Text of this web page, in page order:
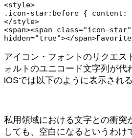
<style>
.icon-star:before { content:
</style>
<span><span class="icon-
アイコン・フォントのリクエス
ォルトのユニコード文字列が代
iOSでは以下のように表示され
私用領域における文字との衝突
しても、空白になるというわ